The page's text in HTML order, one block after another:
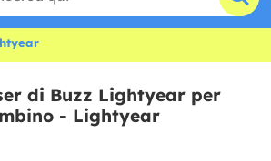
di Buzz Lightyear per
- Lightyear